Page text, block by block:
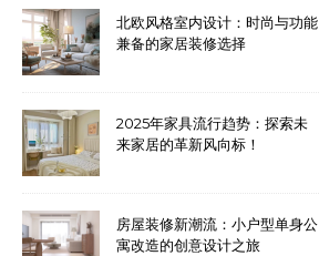
北欧风格室内设计：时尚与功能
兼备的家居装修选择
2025年家具流行趋势：探索未
来家居的革新风向标！
房屋装修新潮流：小户型单身公
寓改造的创意设计之旅